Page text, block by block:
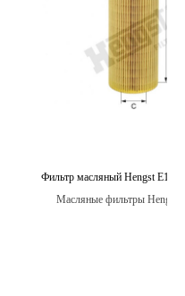
Фильтр масляный Hengst
Масляные фильтры Hengst